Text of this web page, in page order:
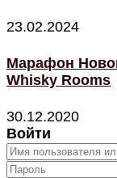
23.02.2024
Марафон
Whisky Rooms
30.12.2020
Войти